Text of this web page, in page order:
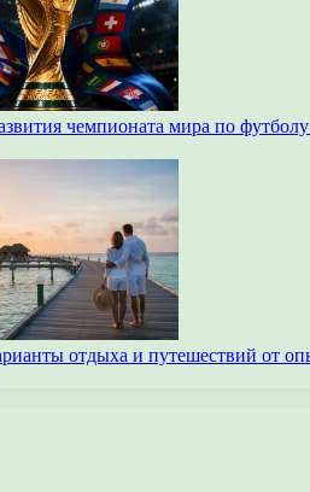
чемпионата мира по
отдыха и путешествий от